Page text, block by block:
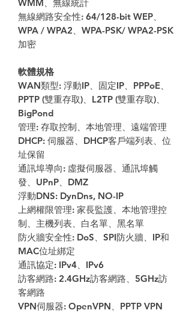
WMM、無線統計
無線網路安全性: 64/128-bit WEP、
WPA / WPA2、WPA-PSK/ WPA2-PSK
加密
軟體規格
WAN類型: 浮動IP、固定IP、PPPoE、
PPTP (雙重存取)、L2TP (雙重存取)、
BigPond
管理: 存取控制、本地管理、遠端管理
DHCP: 伺服器、DHCP客戶端列表、位
址保留
通訊埠導向: 虛擬伺服器、通訊埠觸
發、UPnP、DMZ
浮動DNS: DynDns, NO-IP
上網權限管理: 家長監護、本地管理控
制、主機列表、白名單、黑名單
防火牆安全性: DoS、SPI防火牆、IP和
MAC位址綁定
通訊協定: IPv4、IPv6
訪客網路: 2.4GHz訪客網路、5GHz訪
客網路
VPN伺服器: OpenVPN、PPTP VPN